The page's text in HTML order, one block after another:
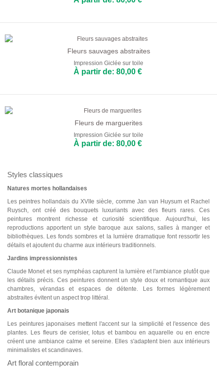
Fleurs sauvages abstraites
Impression Giclée sur toile
À partir de: 80,00 €
Fleurs de marguerites
Impression Giclée sur toile
À partir de: 80,00 €
Styles classiques
Natures mortes hollandaises
Les peintres hollandais du XVIIe siècle, comme Jan van Huysum et Rachel
Ruysch, ont créé des bouquets luxuriants avec des fleurs rares. Ces
peintures montrent richesse et curiosité scientifique. Aujourd'hui, les
reproductions apportent un style baroque aux salons, salles à manger et
bibliothèques. Les fonds sombres et la lumière dramatique font ressortir les
détails et ajoutent du charme aux intérieurs traditionnels.
Jardins impressionnistes
Claude Monet et ses nymphéas capturent la lumière et l'ambiance plutôt que
les détails précis. Ces peintures donnent un style doux et romantique aux
chambres, vérandas et espaces de détente. Les formes légèrement
abstraites évitent un aspect trop littéral.
Art botanique japonais
Les peintures japonaises mettent l'accent sur la simplicité et l'essence des
plantes. Les fleurs de cerisier, lotus et bambou en aquarelle ou en encre
créent une ambiance calme et sereine. Elles s'adaptent bien aux intérieurs
minimalistes et scandinaves.
Art floral contemporain